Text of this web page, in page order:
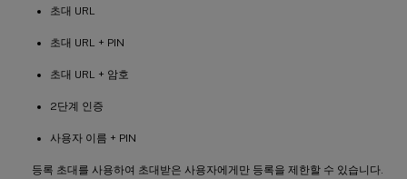
초대 URL
초대 URL + PIN
초대 URL + 암호
2단계 인증
사용자 이름 + PIN
등록 초대를 사용하여 초대받은 사용자에게만 등록을 제한할 수 있습니다.